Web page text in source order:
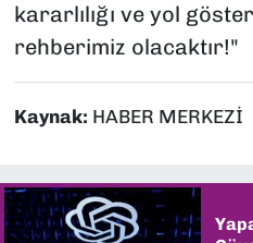
kararlılığı ve yol
rehberimiz olacaktır!"
Kaynak: HABER MERKEZİ